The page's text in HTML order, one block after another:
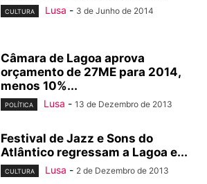
CULTURA Lusa - 3 de Junho de 2014
Câmara de Lagoa aprova
orçamento de 27ME para 2014,
menos 10%...
POLÍTICA Lusa - 13 de Dezembro de 2013
Festival de Jazz e Sons do
Atlântico regressam a Lagoa e...
CULTURA Lusa - 2 de Dezembro de 2013